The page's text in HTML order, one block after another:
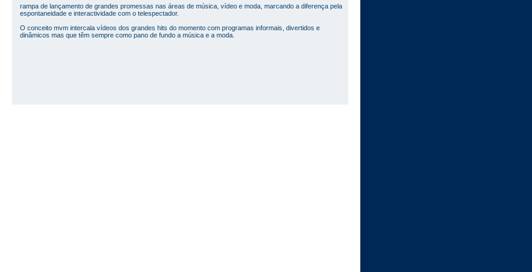
rampa de lançamento de grandes promessas nas áreas de música, vídeo e moda, marcando a diferença pela
espontaneidade e interactividade com o telespectador.
O conceito mvm intercala vídeos dos grandes hits do momento com programas informais, divertidos e
dinâmicos mas que têm sempre como pano de fundo a música e a moda.